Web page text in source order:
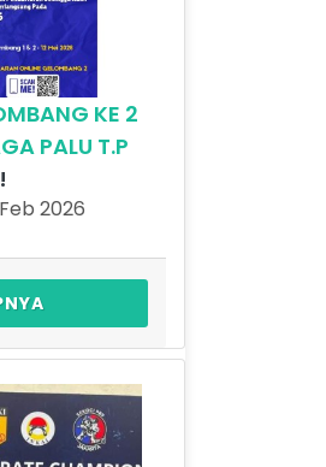
KE 2
PALU T.P
!
2026